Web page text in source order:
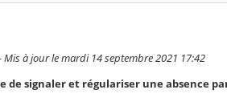
Mis à jour le mardi 14 septembre 2021 17:42
de signaler et régulariser une absence